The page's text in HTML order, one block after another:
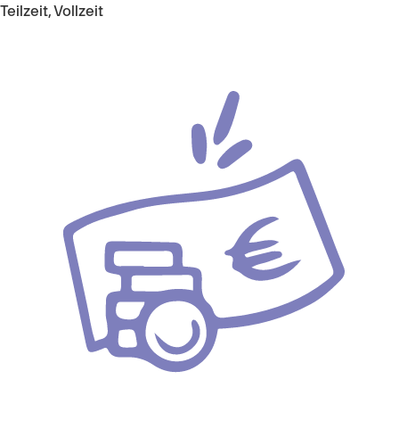
Teilzeit, Vollzeit